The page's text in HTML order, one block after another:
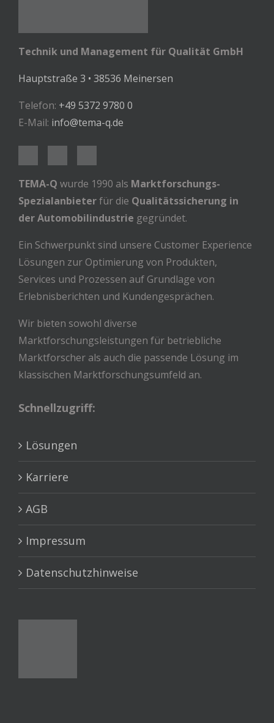
Technik und Management für Qualität GmbH
Hauptstraße 3 • 38536 Meinersen
Telefon: +49 5372 9780 0
E-Mail: info@tema-q.de
TEMA-Q wurde 1990 als Marktforschungs-
Spezialanbieterfür die Qualitätssicherung in
der Automobilindustrie gegründet.
Ein Schwerpunkt sind unsere Customer Experience
Lösungen zur Optimierung von Produkten,
Services und Prozessen auf Grundlage von
Erlebnisberichten und Kundengesprächen.
Wir bieten sowohl diverse
Marktforschungsleistungen für betriebliche
Marktforscher als auch die passende Lösung im
klassischen Marktforschungsumfeld an.
Schnellzugriff:
Lösungen
Karriere
AGB
Impressum
Datenschutzhinweise